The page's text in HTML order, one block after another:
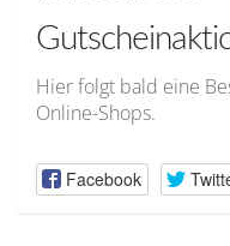
Hier folgt bald eine
Online-Shops.
Facebook